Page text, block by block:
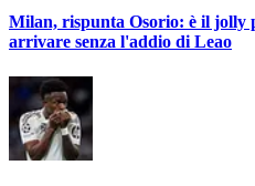
Milan, rispunta Osorio: è il jolly
arrivare senza l'addio di Leao